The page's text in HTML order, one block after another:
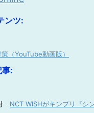
ンツ:
（YouTube動画版）
事:
NCT WISHがキンプリ『シ